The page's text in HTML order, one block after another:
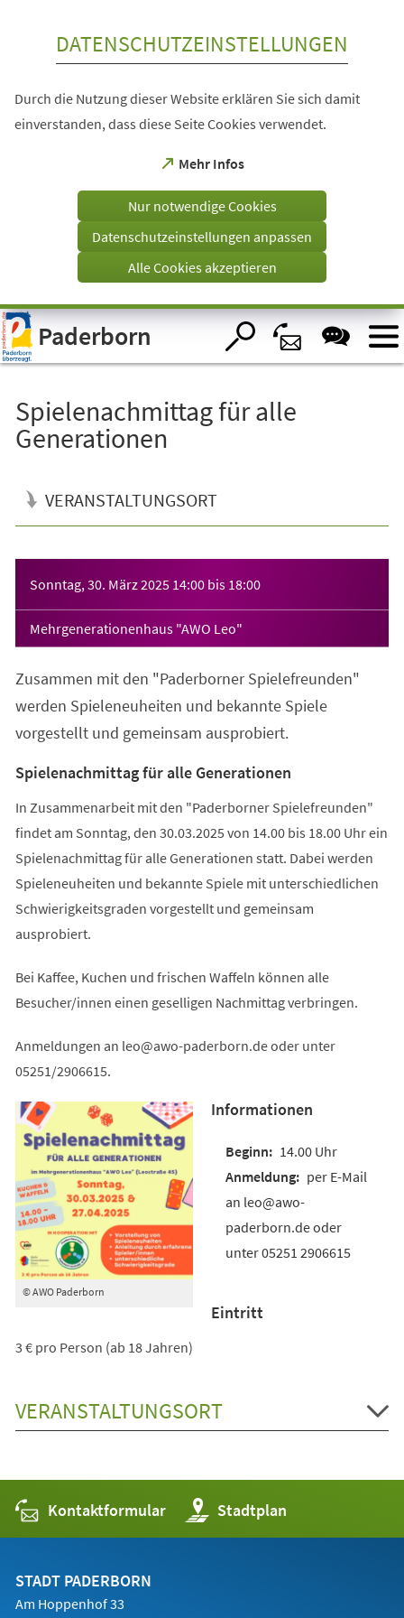
Visuelle
Assistenzsoftware
öffnen.
DATENSCHUTZEINSTELLUNGEN
Durch die Nutzung dieser Website erklären Sie sich damit
einverstanden, dass diese Seite Cookies verwendet.
Mehr Infos
(Öffnet
einem
Tab)
Nur notwendige Cookies
Datenschutzeinstellungen anpassen
Alle Cookies akzeptieren
Paderborn
Spielenachmittag für alle
Generationen
VERANSTALTUNGSORT
Sonntag, 30. März 2025 14:00 bis 18:00
Mehrgenerationenhaus "AWO Leo"
Zusammen mit den "Paderborner Spielefreunden"
werden Spieleneuheiten und bekannte Spiele
vorgestellt und gemeinsam ausprobiert.
Spielenachmittag für alle Generationen
In Zusammenarbeit mit den "Paderborner Spielefreunden"
findet am Sonntag, den 30.03.2025 von 14.00 bis 18.00 Uhr ein
Spielenachmittag für alle Generationen statt. Dabei werden
Spieleneuheiten und bekannte Spiele mit unterschiedlichen
Schwierigkeitsgraden vorgestellt und gemeinsam
ausprobiert.
Bei Kaffee, Kuchen und frischen Waffeln können alle
Besucher/innen einen geselligen Nachmittag verbringen.
Anmeldungen an leo awo-paderborn deoder unter
05251/2906615.
© AWO Paderborn
Informationen
14.00 Uhr
per E-Mail
an leo@awo-
paderborn.de oder
unter 05251 2906615
Eintritt
3 € pro Person (ab 18 Jahren)
VERANSTALTUNGSORT
Kontaktformular Stadtplan
(Öffnet
in
einem
STADT PADERBORN
Am Hoppenhof 33